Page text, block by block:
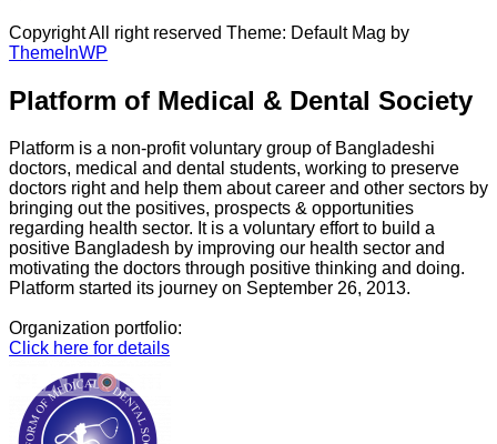
Copyright All right reserved Theme: Default Mag by
ThemeInWP
Platform of Medical & Dental Society
Platform is a non-profit voluntary group of Bangladeshi
doctors, medical and dental students, working to preserve
doctors right and help them about career and other sectors by
bringing out the positives, prospects & opportunities
regarding health sector. It is a voluntary effort to build a
positive Bangladesh by improving our health sector and
motivating the doctors through positive thinking and doing.
Platform started its journey on September 26, 2013.
Organization portfolio:
Click here for details